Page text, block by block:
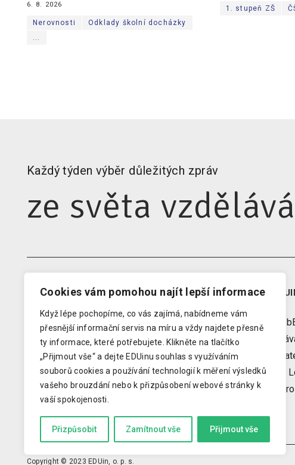
Cookies vám pomohou najít lepší informace
Když lépe pochopíme, co vás zajímá, nabídneme vám
přesnější informační servis na míru a vždy najdete přesně
ty informace, které potřebujete.
Klikněte na tlačítko
„Přijmout vše“ a dejte EDUinu souhlas s využíváním
souborů cookies a používání technologií k měření výsledků
vašeho brouzdání nebo k přizpůsobení webové stránky k
vaší spokojenosti.
Přizpůsobit Zamítnout vše Přijmout vše
6. 8. 2026
Nerovnosti
Odklady školní docházky
...
1. stupeň ZŠ
Každý týden výběr důležitých zpráv
ze světa
EDUIN
Domovská stránka
Kontakty pro média
Analýzy
O EDUinu
Podporuju vzdělávání
Zásady OOU
RODINA
Newsletter
Audit
Klub
Konference
Průvodce
Copyright © 2023 EDUin, o. p. s.